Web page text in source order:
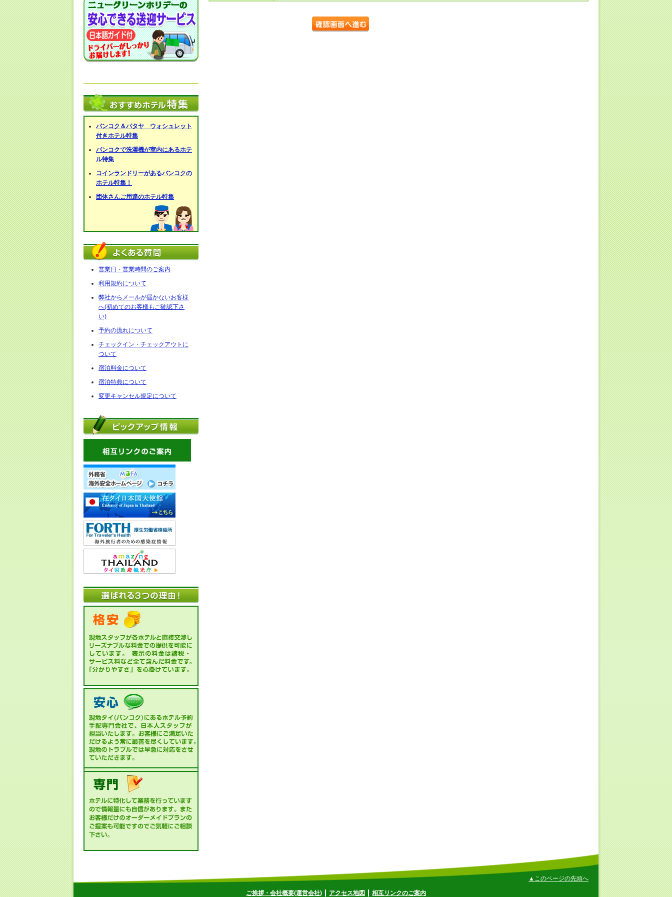
バンコク＆パタヤ ウォシュレット
付きホテル特集
バンコクで洗濯機が室内にあるホテ
ル特集
コインランドリーがあるバンコクの
ホテル特集！
団体さんご用達のホテル特集
営業日・営業時間のご案内
利用規約について
弊社からメールが届かないお客様
へ(初めてのお客様もご確認下さ
い)
予約の流れについて
チェックイン・チェックアウトに
ついて
宿泊料金について
宿泊特典について
変更キャンセル規定について
▲このページの先頭へ
ご挨拶・会社概要(運営会社) アクセス地図 相互リンクのご案内